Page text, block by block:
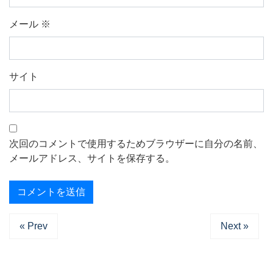
メール ※
サイト
次回のコメントで使用するためブラウザーに自分の名前、
メールアドレス、サイトを保存する。
« Prev Next »